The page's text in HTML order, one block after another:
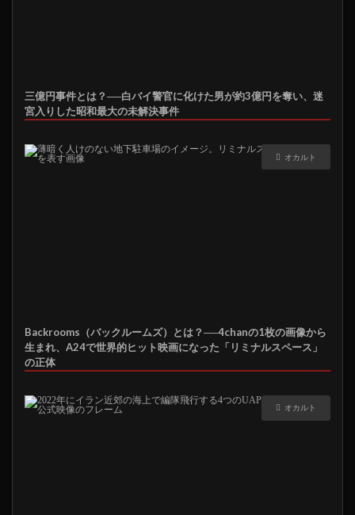
三億円事件とは？──白バイ警官に化けた男が約3億円を奪い、迷
宮入りした昭和最大の未解決事件
オカルト
Backrooms（バックルームズ）とは？──4chanの1枚の画像から
生まれ、A24で世界的ヒット映画になった「リミナルスペース」
の正体
オカルト